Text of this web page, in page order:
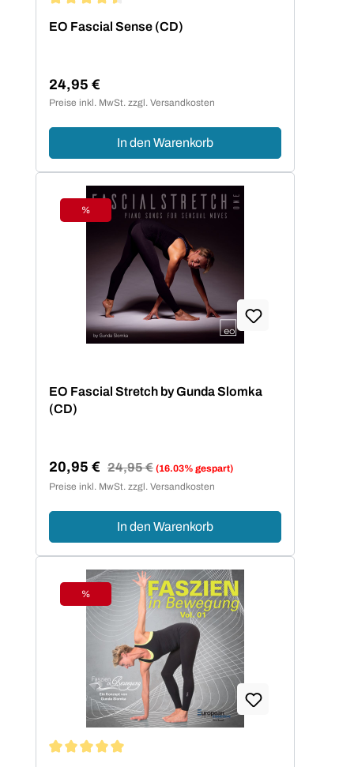
EO Fascial Sense (CD)
Regulärer Preis:
24,95 €
Preise inkl. MwSt. zzgl. Versandkosten
In den Warenkorb
Rabatt
%
EO Fascial Stretch by Gunda Slomka
(CD)
Verkaufspreis:
20,95 € Regulärer Preis:
24,95 € (16.03% gespart)
Preise inkl. MwSt. zzgl. Versandkosten
In den Warenkorb
Rabatt
%